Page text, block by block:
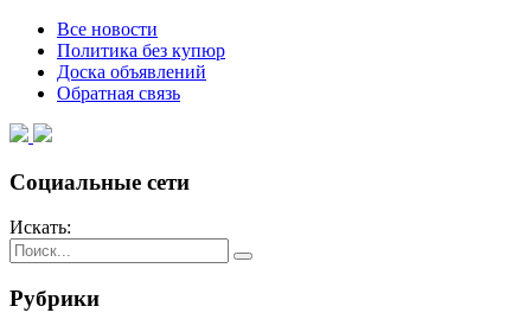
Все новости
Политика без купюр
Доска объявлений
Обратная связь
Социальные сети
Искать:
Рубрики